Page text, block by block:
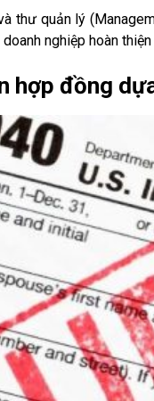
thư quản lý
nghiệp hoàn
hợp đồng